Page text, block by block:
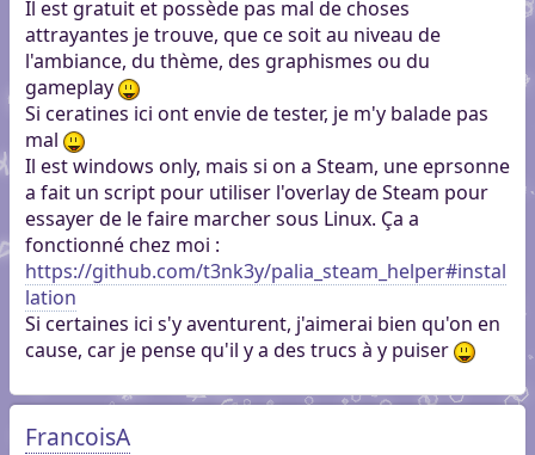
Il est gratuit et possède pas mal de choses
attrayantes je trouve, que ce soit au niveau de
l'ambiance, du thème, des graphismes ou du
gameplay
Si ceratines ici ont envie de tester, je m'y balade pas
mal
Il est windows only, mais si on a Steam, une eprsonne
a fait un script pour utiliser l'overlay de Steam pour
essayer de le faire marcher sous Linux. Ça a
fonctionné chez moi :
https://github.com/t3nk3y/palia_steam_helper#instal
lation
Si certaines ici s'y aventurent, j'aimerai bien qu'on en
cause, car je pense qu'il y a des trucs à y puiser
FrancoisA